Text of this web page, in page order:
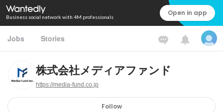
Business social network with 4M professionals Open in app
Jobs Stories
株式会社メディアファンド
https://media-fund.co.jp
Follow